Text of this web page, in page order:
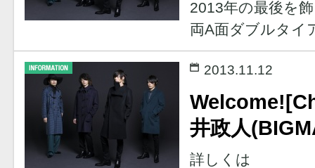
2013年の最後を
両A面ダブルタイ
2013.11.12
井政人
詳しくは